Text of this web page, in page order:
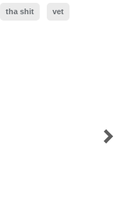
tha shit vet